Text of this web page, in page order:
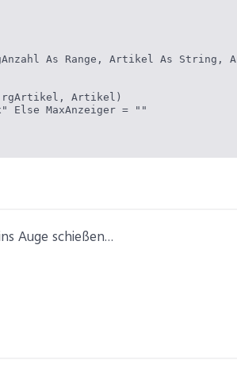
As Range, Artikel As String,
Artikel)
Else MaxAnzeiger = ""
Auge schießen…